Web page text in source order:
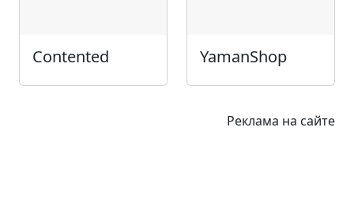
Contented YamanShop
Реклама на сайте